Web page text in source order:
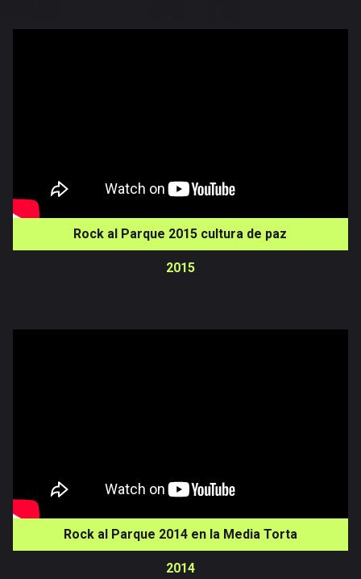
Rock al Parque 2015 cultura de paz
2015
Rock al Parque 2014 en la Media Torta
2014